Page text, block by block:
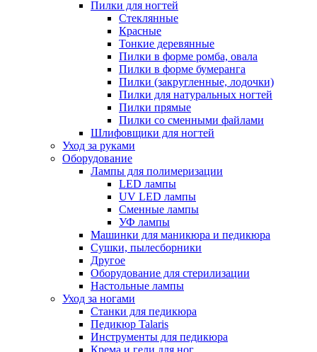
Пилки для ногтей
Стеклянные
Красные
Тонкие деревянные
Пилки в форме ромба, овала
Пилки в форме бумеранга
Пилки (закругленные, лодочки)
Пилки для натуральных ногтей
Пилки прямые
Пилки со сменными файлами
Шлифовщики для ногтей
Уход за руками
Оборудование
Лампы для полимеризации
LED лампы
UV LED лампы
Сменные лампы
УФ лампы
Машинки для маникюра и педикюра
Сушки, пылесборники
Другое
Оборудование для стерилизации
Настольные лампы
Уход за ногами
Станки для педикюра
Педикюр Talaris
Инструменты для педикюра